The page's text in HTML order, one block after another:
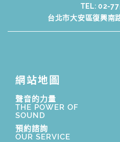
TEL:02-
台北市大安區復興南
網站地圖
聲音的力量
THE POWER OF
SOUND
預約諮詢
OUR SERVICE